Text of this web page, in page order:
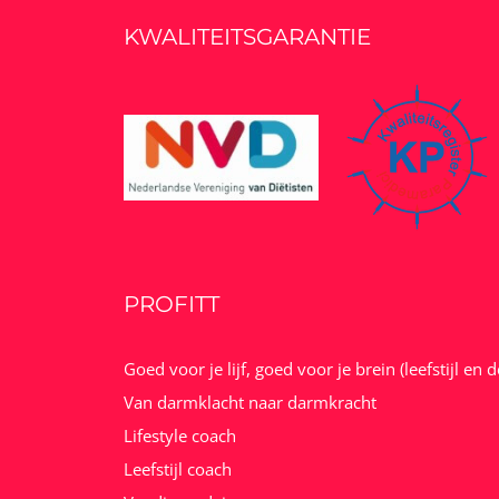
KWALITEITSGARANTIE
PROFITT
Goed voor je lijf, goed voor je brein (leefstijl en
Van darmklacht naar darmkracht
Lifestyle coach
Leefstijl coach